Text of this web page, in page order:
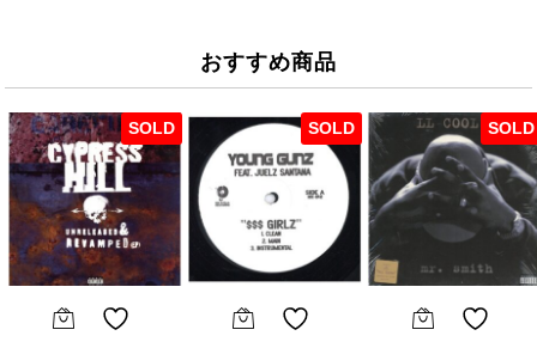
おすすめ商品
SOLD SOLD SOLD